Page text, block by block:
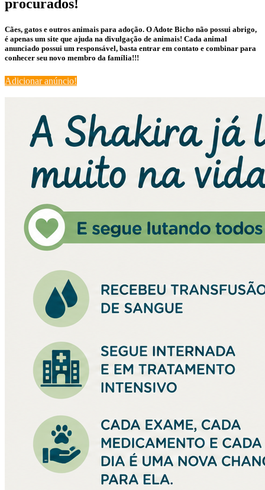
procurados!
Cães, gatos e outros animais para adoção. O Adote Bicho não possui abrigo,
é apenas um site que ajuda na divulgação de animais! Cada animal
anunciado possui um responsável, basta entrar em contato e combinar para
conhecer seu novo membro da família!!!
Adicionar anúncio!